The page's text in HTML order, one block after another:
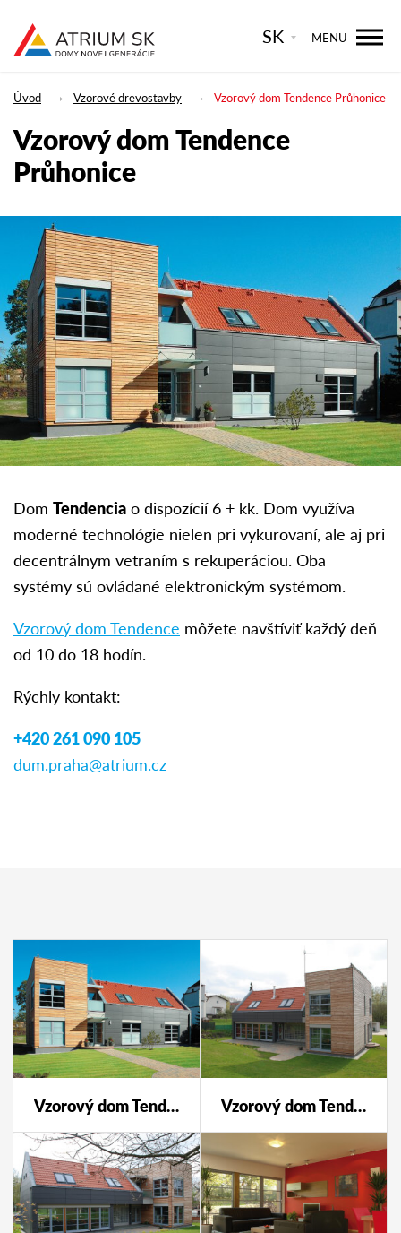
SK MENU
Úvod Vzorové drevostavby Vzorový dom Tendence Průhonice
Vzorový dom Tendence
Průhonice
Dom Tendencia o dispozícií 6 + kk. Dom využíva
moderné technológie nielen pri vykurovaní, ale aj pri
decentrálnym vetraním s rekuperáciou. Oba
systémy sú ovládané elektronickým systémom.
Vzorový dom Tendence môžete navštíviť každý deň
od 10 do 18 hodín.
Rýchly kontakt:
+420 261 090 105
dum.praha@atrium.cz
Vzorový dom Tendence Průhonice Vzorový dom Tendence Průhonice